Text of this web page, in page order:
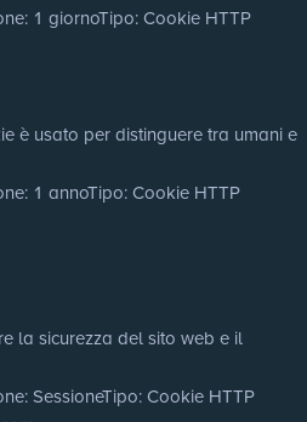
: 1 giornoTipo: Cookie HTTP
è usato per distinguere tra umani e
: 1 annoTipo: Cookie HTTP
la sicurezza del sito web e il
: SessioneTipo: Cookie HTTP